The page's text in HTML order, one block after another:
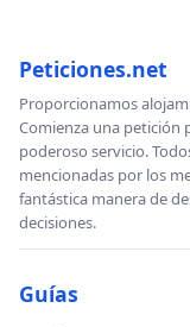
Peticiones.net
Proporcionamos
Comienza una petición
poderoso servicio.
mencionadas por los
fantástica manera de
decisiones.
Guías